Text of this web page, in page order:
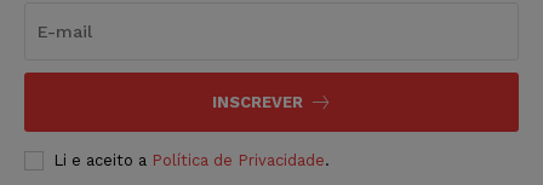
INSCREVER
Li e aceito a Política de Privacidade.